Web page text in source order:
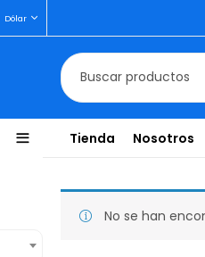
Dólar
Tienda Nosotros
No se han